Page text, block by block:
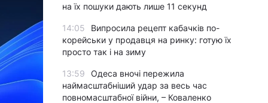
на їх пошуки дають лише 11 секунд
14:05
Випросила рецепт кабачків по-
корейськи у продавця на ринку: готую їх
просто так і на зиму
13:59
Одеса вночі пережила
наймасштабніший удар за весь час
повномасштабної війни, – Коваленко